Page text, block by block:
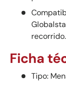
recorrido.
Ficha
Tipo: